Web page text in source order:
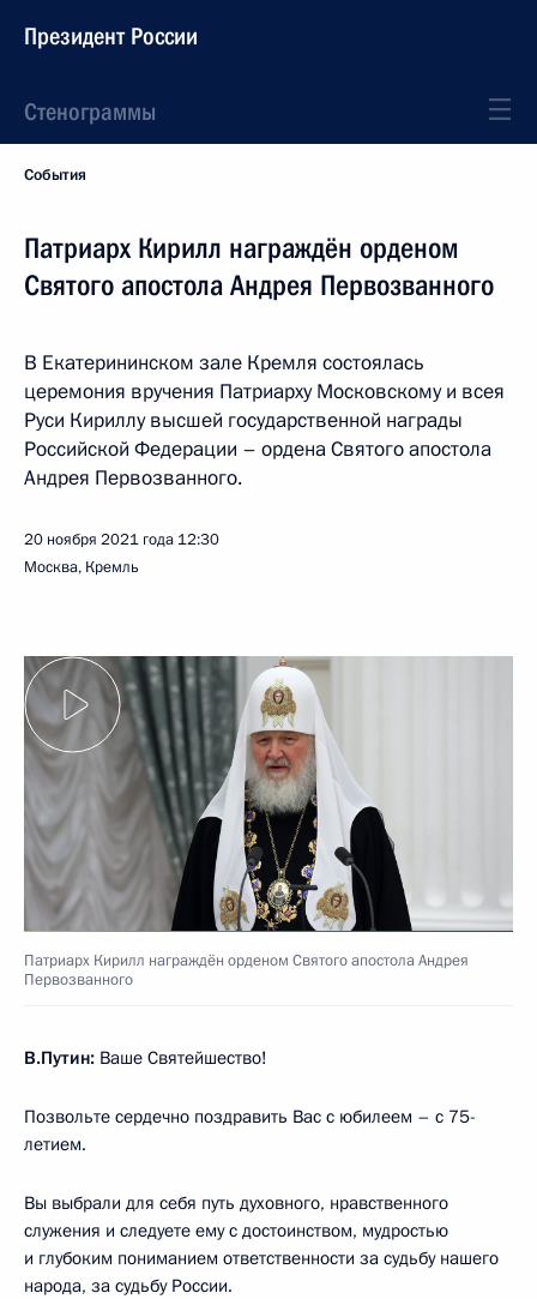
Президент России
Стенограммы
События
Патриарх Кирилл награждён орденом
Святого апостола Андрея Первозванного
В Екатерининском зале Кремля состоялась
церемония вручения Патриарху Московскому и всея
Руси Кириллу высшей государственной награды
Российской Федерации – ордена Святого апостола
Андрея Первозванного.
20 ноября 2021 года 12:30
Москва, Кремль
Патриарх Кирилл награждён орденом Святого апостола Андрея
Первозванного
В.Путин: Ваше Святейшество!
Позвольте сердечно поздравить Вас с юбилеем – с 75-
летием.
Вы выбрали для себя путь духовного, нравственного
служения и следуете ему с достоинством, мудростью
и глубоким пониманием ответственности за судьбу нашего
народа, за судьбу России.